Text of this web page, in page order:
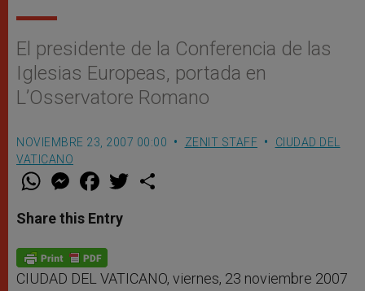
El presidente de la Conferencia de las
Iglesias Europeas, portada en
L’Osservatore Romano
NOVIEMBRE 23, 2007 00:00 ZENIT STAFF
CIUDAD DEL
VATICANO
W
t
s
p
p
M
e
s
e
g
e
r
F
a
e
b
o
k
w
Share this Entry
CIUDAD DEL VATICANO, viernes, 23 noviembre 2007